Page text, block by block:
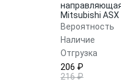
Mitsubishi ASX
Вероятность
Наличие
Отгрузка
206 ₽
216 ₽